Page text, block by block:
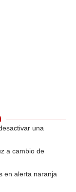
una
a cambio de
en alerta naranja